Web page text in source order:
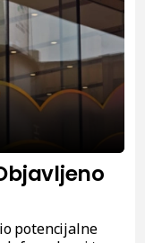
potencijalne